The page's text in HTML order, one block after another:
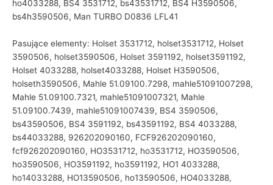
ho4033288, BS4 3531712, bs43531712, BS4 H3590506,
bs4h3590506, Man TURBO D0836 LFL41
Pasujące elementy: Holset 3531712, holset3531712, Holset
3590506, holset3590506, Holset 3591192, holset3591192,
Holset 4033288, holset4033288, Holset H3590506,
holseth3590506, Mahle 51.09100.7298, mahle51091007298,
Mahle 51.09100.7321, mahle51091007321, Mahle
51.09100.7439, mahle51091007439, BS4 3590506,
bs43590506, BS4 3591192, bs43591192, BS4 4033288,
bs44033288, 926202090160, FCF926202090160,
fcf926202090160, HO3531712, ho3531712, HO3590506,
ho3590506, HO3591192, ho3591192, HO1 4033288,
ho14033288, HO13590506, ho13590506, HO4033288,